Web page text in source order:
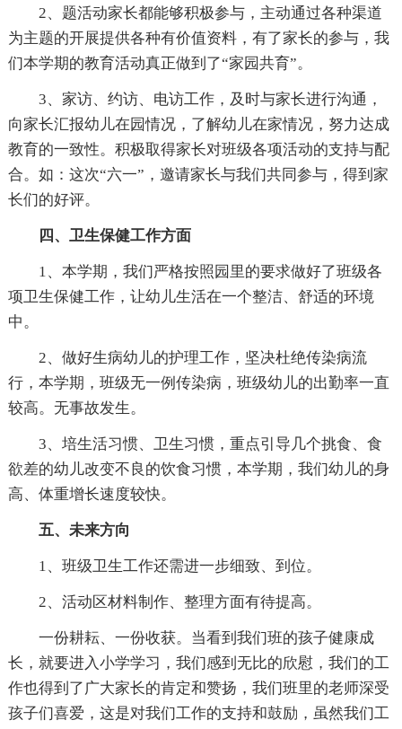
2、题活动家长都能够积极参与，主动通过各种渠道
为主题的开展提供各种有价值资料，有了家长的参与，我
们本学期的教育活动真正做到了“家园共育”。
3、家访、约访、电访工作，及时与家长进行沟通，
向家长汇报幼儿在园情况，了解幼儿在家情况，努力达成
教育的一致性。积极取得家长对班级各项活动的支持与配
合。如：这次“六一”，邀请家长与我们共同参与，得到家
长们的好评。
四、卫生保健工作方面
1、本学期，我们严格按照园里的要求做好了班级各
项卫生保健工作，让幼儿生活在一个整洁、舒适的环境
中。
2、做好生病幼儿的护理工作，坚决杜绝传染病流
行，本学期，班级无一例传染病，班级幼儿的出勤率一直
较高。无事故发生。
3、培生活习惯、卫生习惯，重点引导几个挑食、食
欲差的幼儿改变不良的饮食习惯，本学期，我们幼儿的身
高、体重增长速度较快。
五、未来方向
1、班级卫生工作还需进一步细致、到位。
2、活动区材料制作、整理方面有待提高。
一份耕耘、一份收获。当看到我们班的孩子健康成
长，就要进入小学学习，我们感到无比的欣慰，我们的工
作也得到了广大家长的肯定和赞扬，我们班里的老师深受
孩子们喜爱，这是对我们工作的支持和鼓励，虽然我们工